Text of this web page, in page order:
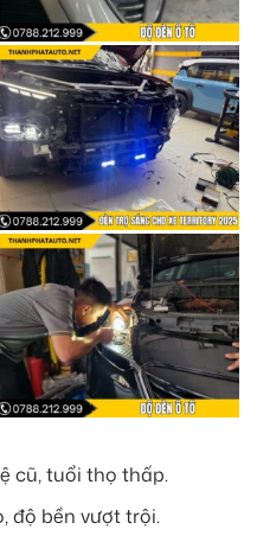
cũ, tuổi thọ thấp.
độ bền vượt trội.